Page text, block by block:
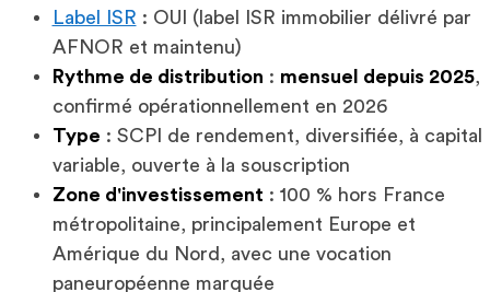
Label ISR : OUI (label ISR immobilier délivré par
AFNOR et maintenu)
Rythme de distribution : mensuel depuis 2025,
confirmé opérationnellement en 2026
Type : SCPI de rendement, diversifiée, à capital
variable, ouverte à la souscription
Zone d'investissement : 100 % hors France
métropolitaine, principalement Europe et
Amérique du Nord, avec une vocation
paneuropéenne marquée